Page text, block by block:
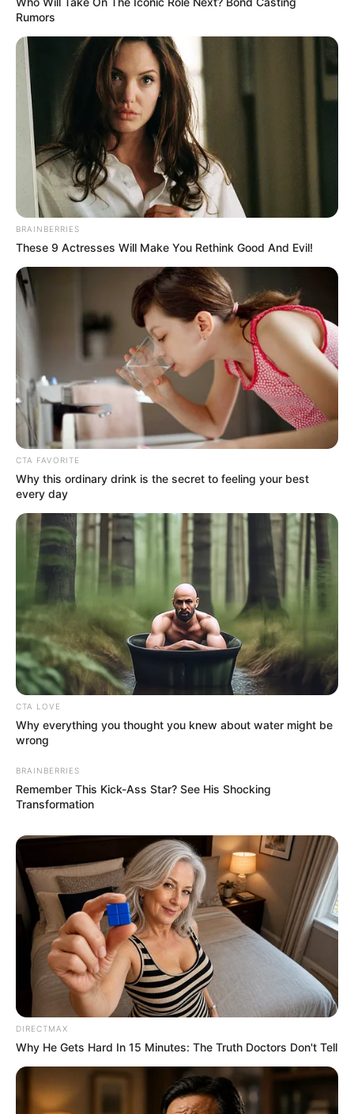
Rumors
BRAINBERRIES
These 9 Actresses Will Make You Rethink Good And Evil!
CTA FAVORITE
Why this ordinary drink is the secret to feeling your best
every day
CTA LOVE
Why everything you thought you knew about water might be
wrong
BRAINBERRIES
Remember This Kick-Ass Star? See His Shocking
Transformation
DIRECTMAX
Why He Gets Hard In 15 Minutes: The Truth Doctors Don't Tell